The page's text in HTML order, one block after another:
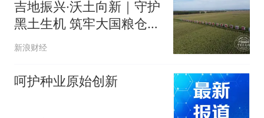
吉地振兴·沃土向新｜守护
黑土生机 筑牢大国粮仓
——看“梨树模式”如何以
新浪财经
呵护种业原始创新